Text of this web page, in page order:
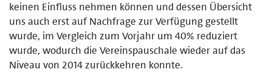
keinen Einfluss nehmen können und dessen Übersicht
uns auch erst auf Nachfrage zur Verfügung gestellt
wurde, im Vergleich zum Vorjahr um 40% reduziert
wurde, wodurch die Vereinspauschale wieder auf das
Niveau von 2014 zurückkehren konnte.